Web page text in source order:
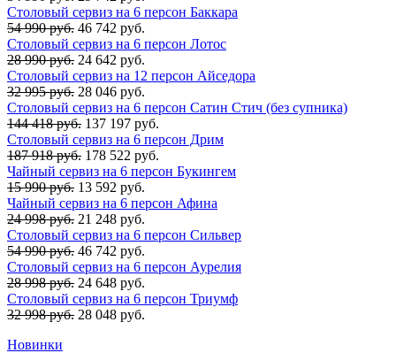
Столовый сервиз на 6 персон Баккара
54 990 руб. 46 742 руб.
Столовый сервиз на 6 персон Лотос
28 990 руб. 24 642 руб.
Столовый сервиз на 12 персон Айседора
32 995 руб. 28 046 руб.
Столовый сервиз на 6 персон Сатин Стич (без супника)
144 418 руб. 137 197 руб.
Столовый сервиз на 6 персон Дрим
187 918 руб. 178 522 руб.
Чайный сервиз на 6 персон Букингем
15 990 руб. 13 592 руб.
Чайный сервиз на 6 персон Афина
24 998 руб. 21 248 руб.
Столовый сервиз на 6 персон Сильвер
54 990 руб. 46 742 руб.
Столовый сервиз на 6 персон Аурелия
28 998 руб. 24 648 руб.
Столовый сервиз на 6 персон Триумф
32 998 руб. 28 048 руб.
Новинки